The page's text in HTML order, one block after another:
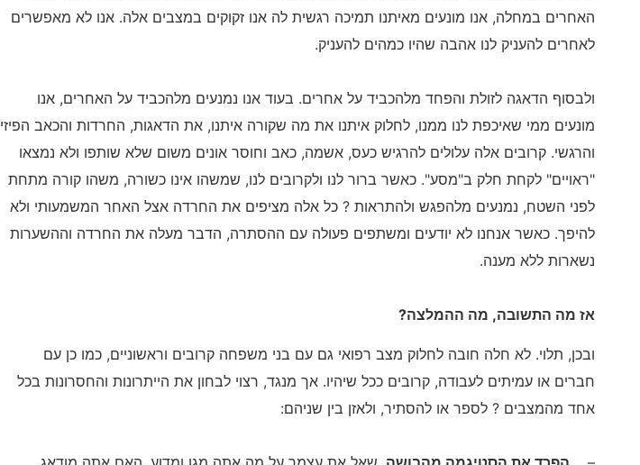
האחרים במחלה, אנו מונעים מאיתנו תמיכה רגשית לה אנו זקוקים במצבים אלה. אנו לא מאפשרים
לאחרים להעניק לנו אהבה שהיו כמהים להעניק.
ולבסוף הדאגה לזולת והפחד מלהכביד על אחרים. בעוד אנו נמנעים מלהכביד על האחרים, אנו
מונעים ממי שאיכפת לנו ממנו, לחלוק איתנו את מה שקורה איתנו, את הדאגות, החרדות והכאב הפיזי
והרגשי. קרובים אלה עלולים להרגיש כעס, אשמה, כאב וחוסר אונים משום שלא שותפו ולא נמצאו
"ראויים" לקחת חלק ב"מסע". כאשר ברור לנו ולקרובים לנו, שמשהו אינו כשורה, משהו קורה מתחת
לפני השטח, נמנעים מלהפגש ולהתראות ? כל אלה מציפים את החרדה אצל האחר המשמעותי ולא
להיפך. כאשר אנחנו לא יודעים ומשתפים פעולה עם ההסתרה, הדבר מעלה את החרדה וההשערות
נשארות ללא מענה.
אז מה התשובה, מה ההמלצה?
ובכן, תלוי. לא חלה חובה לחלוק מצב רפואי גם עם בני משפחה קרובים וראשוניים, כמו כן עם
חברים או עמיתים לעבודה, קרובים ככל שיהיו. אך מנגד, רצוי לבחון את הייתרונות והחסרונות בכל
אחד מהמצבים ? לספר או להסתיר, ולאזן בין שניהם: